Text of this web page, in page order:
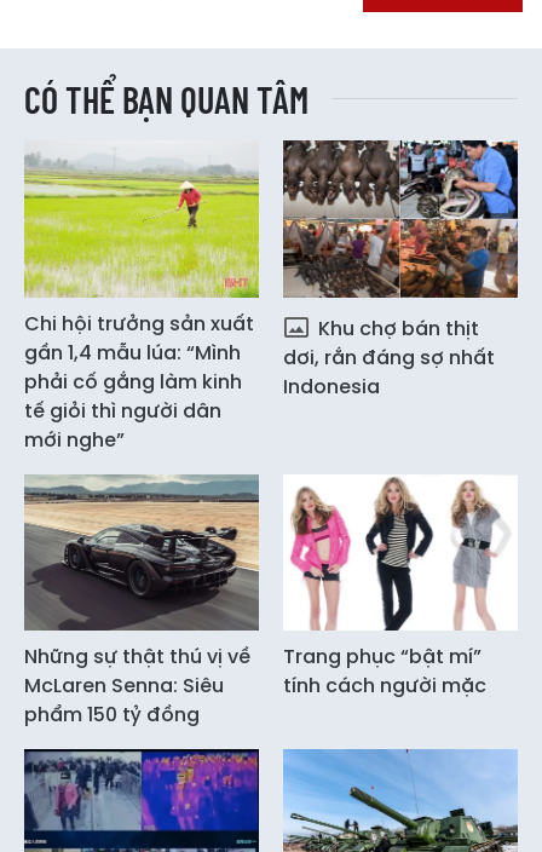
CÓ THỂ BẠN QUAN TÂM
Chi hội trưởng sản xuất
gần 1,4 mẫu lúa: “Mình
phải cố gắng làm kinh
tế giỏi thì người dân
mới nghe”
Khu chợ bán thịt
dơi, rắn đáng sợ nhất
Indonesia
Những sự thật thú vị về
McLaren Senna: Siêu
phẩm 150 tỷ đồng
Trang phục “bật mí”
tính cách người mặc